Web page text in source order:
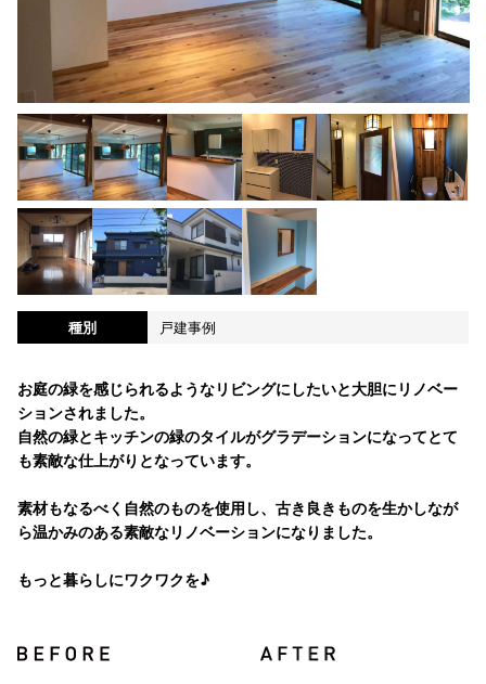
種別 戸建事例
お庭の緑を感じられるようなリビングにしたいと大胆にリノベー
ションされました。
自然の緑とキッチンの緑のタイルがグラデーションになってとて
も素敵な仕上がりとなっています。
素材もなるべく自然のものを使用し、古き良きものを生かしなが
ら温かみのある素敵なリノベーションになりました。
もっと暮らしにワクワクを♪